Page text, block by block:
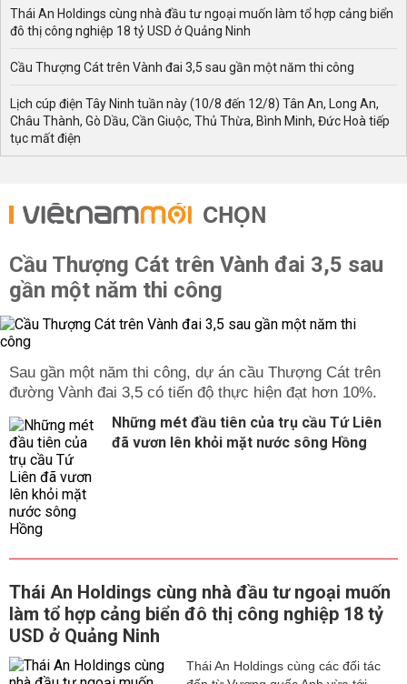
Thái An Holdings cùng nhà đầu tư ngoại muốn làm tổ hợp cảng biển
đô thị công nghiệp 18 tỷ USD ở Quảng Ninh
Cầu Thượng Cát trên Vành đai 3,5 sau gần một năm thi công
Lịch cúp điện Tây Ninh tuần này (10/8 đến 12/8) Tân An, Long An,
Châu Thành, Gò Dầu, Cần Giuộc, Thủ Thừa, Bình Minh, Đức Hoà tiếp
tục mất điện
CHỌN
Cầu Thượng Cát trên Vành đai 3,5 sau
gần một năm thi công
Sau gần một năm thi công, dự án cầu Thượng Cát trên
đường Vành đai 3,5 có tiến độ thực hiện đạt hơn 10%.
Những mét đầu tiên của trụ cầu Tứ Liên
đã vươn lên khỏi mặt nước sông Hồng
Thái An Holdings cùng nhà đầu tư ngoại muốn
làm tổ hợp cảng biển đô thị công nghiệp 18 tỷ
USD ở Quảng Ninh
Thái An Holdings cùng các đối tác